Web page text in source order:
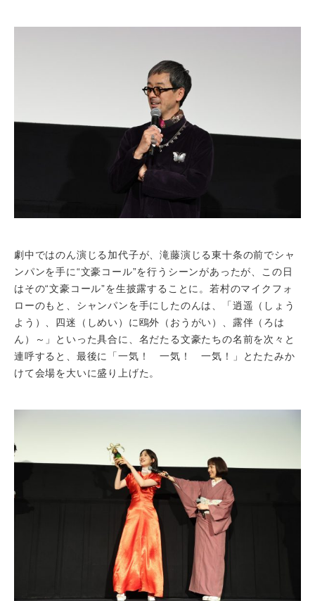
劇中ではのん演じる加代子が、滝藤演じる東十条の前でシャ
ンパンを手に“文豪コール”を行うシーンがあったが、この日
はその“文豪コール”を生披露することに。若村のマイクフォ
ローのもと、シャンパンを手にしたのんは、「逍遥（しょう
よう）、四迷（しめい）に鴎外（おうがい）、露伴（ろは
ん）～」といった具合に、名だたる文豪たちの名前を次々と
連呼すると、最後に「一気！ 一気！ 一気！」とたたみか
けて会場を大いに盛り上げた。